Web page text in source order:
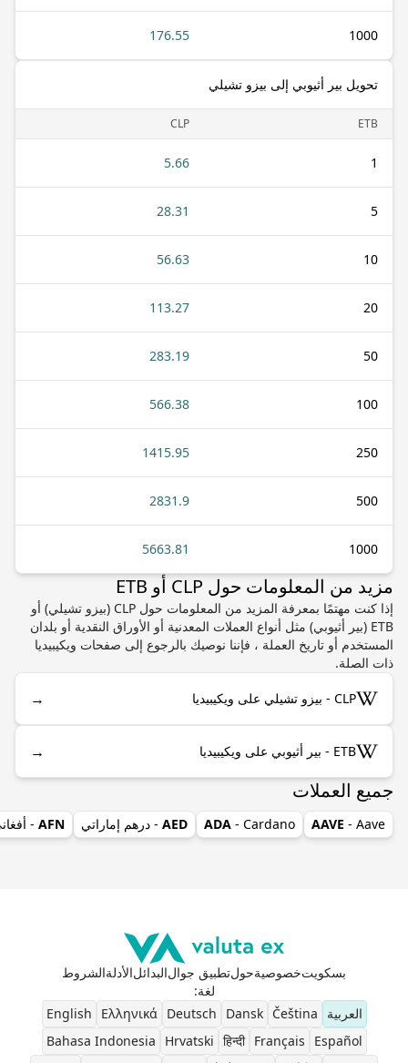
1000
176.55
تحويل بير أثيوبي إلى بيزو تشيلي
ETB
CLP
1
5.66
5
28.31
10
56.63
20
113.27
50
283.19
100
566.38
250
1415.95
500
2831.9
1000
5663.81
مزيد من المعلومات حول CLP أو ETB
إذا كنت مهتمًا بمعرفة المزيد من المعلومات حول CLP (بيزو تشيلي) أو
ETB (بير أثيوبي) مثل أنواع العملات المعدنية أو الأوراق النقدية أو بلدان
المستخدم أو تاريخ العملة ، فإننا نوصيك بالرجوع إلى صفحات ويكيبيديا
ذات الصلة.
CLP - بيزو تشيلي على ويكيبيديا →
ETB - بير أثيوبي على ويكيبيديا →
جميع العملات
AAVE - Aave
ADA - Cardano
AED - درهم إماراتي AFN
-
بسكويتخصوصيةحولتطبيق جوالالبدائلالأدلةالشروط
لغة:
العربية
Čeština
Dansk
Deutsch
Ελληνικά
English
Español
Français
हिन्दी
Hrvatski
Bahasa Indonesia